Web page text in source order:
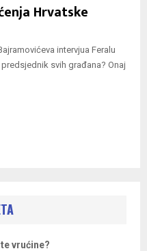
Hrvatske
intervjua Feralu
svih građana? Onaj
vrućine?